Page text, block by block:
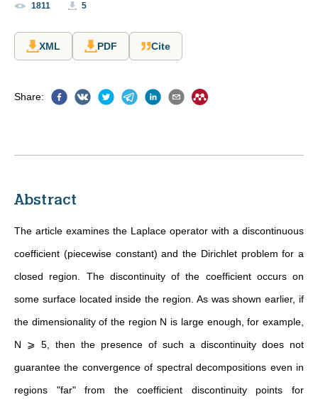
1811 5
XML PDF Cite
Share:
Abstract
The article examines the Laplace operator with a discontinuous
coefficient (piecewise constant) and the Dirichlet problem for a
closed region. The discontinuity of the coefficient occurs on
some surface located inside the region. As was shown earlier, if
the dimensionality of the region N is large enough, for example,
N ⩾ 5, then the presence of such a discontinuity does not
guarantee the convergence of spectral decompositions even in
regions "far" from the coefficient discontinuity points for